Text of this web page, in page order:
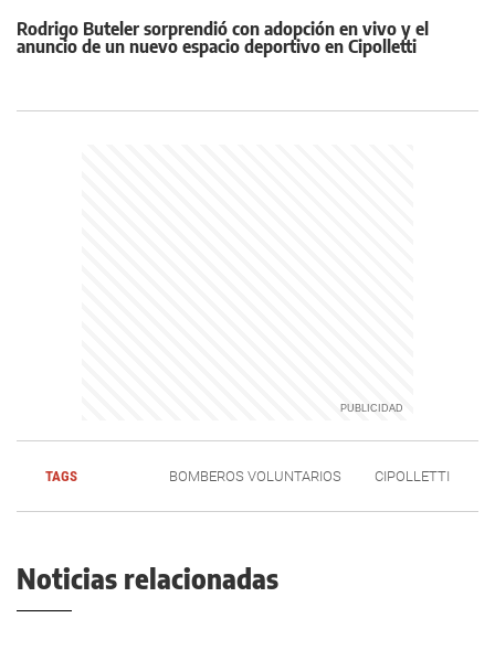
Rodrigo Buteler sorprendió con adopción en vivo y el
anuncio de un nuevo espacio deportivo en Cipolletti
TAGS BOMBEROS VOLUNTARIOS CIPOLLETTI
Noticias relacionadas